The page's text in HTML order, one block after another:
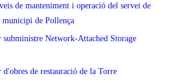
de manteniment i operació del servei de
municipi de Pollença
subministre Network-Attached Storage
d'obres de restauració de la Torre